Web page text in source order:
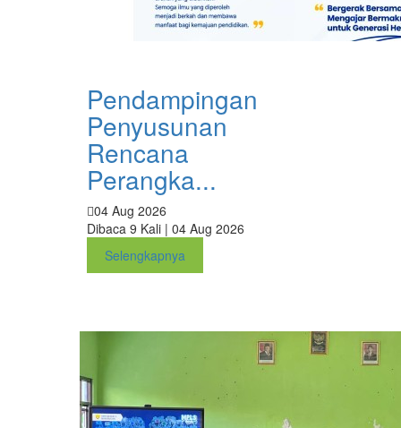
Pendampingan
Penyusunan
Rencana
Perangka...
04 Aug 2026
Dibaca 9 Kali | 04 Aug 2026
Selengkapnya